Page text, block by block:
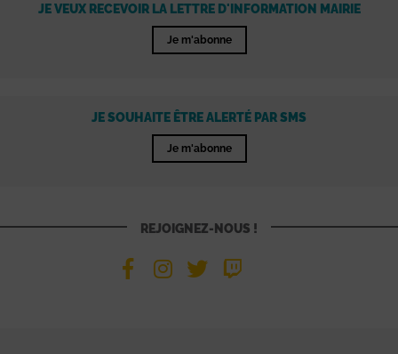
JE VEUX RECEVOIR LA LETTRE D'INFORMATION MAIRIE
Je m'abonne
JE SOUHAITE ÊTRE ALERTÉ PAR SMS
Je m'abonne
REJOIGNEZ-NOUS !